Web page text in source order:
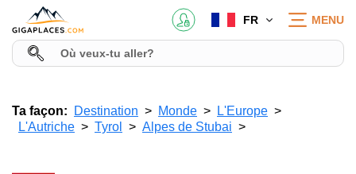
FR MENU
Ta façon: Destination Monde
L'Europe
L'Autriche
Tyrol Alpes de Stubai